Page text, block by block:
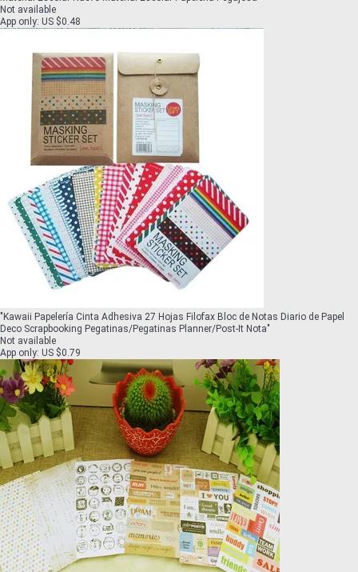
Not available
App only: US $0.48
" Kawaii Papelería Cinta Adhesiva 27 Hojas Filofax Bloc de Notas Diario de Papel
Deco Scrapbooking Pegatinas/Pegatinas Planner/Post-It Nota"
Not available
App only: US $0.79